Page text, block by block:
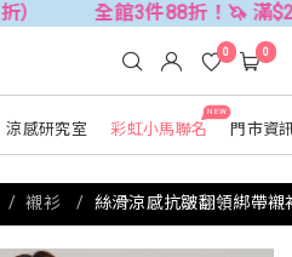
全館3件88折！🦄 滿$2500折
涼感研究室
NEW
彩虹小馬聯名 門市資
0 0
襯衫 絲滑涼感抗皺翻領綁帶襯